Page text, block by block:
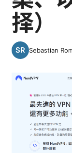
择）
Sebastian